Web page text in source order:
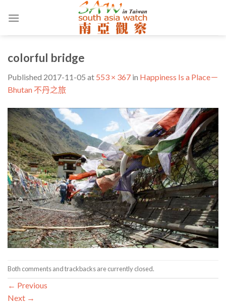
colorful bridge
Published 2017-11-05 at 553 × 367 in Happiness Is a Place－
Bhutan 不丹之旅
Both comments and trackbacks are currently closed.
← Previous
Next →